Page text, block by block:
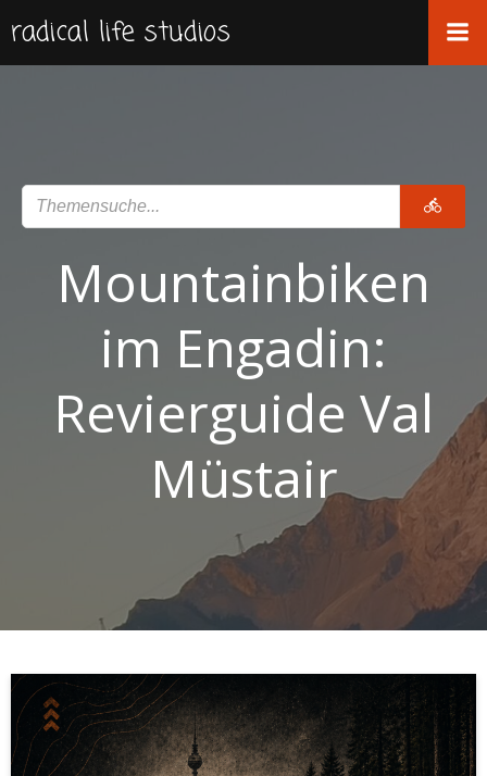
springen
radical life studios
Mountainbiken
im Engadin:
Revierguide Val
Müstair